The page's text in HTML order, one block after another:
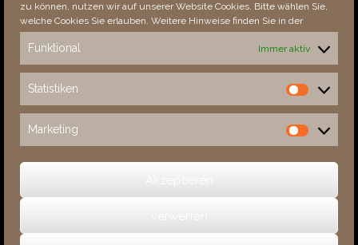
zu können, nutzen wir auf unserer Website Cookies. Bitte wählen Sie,
welche Cookies Sie erlauben. Weitere Hinweise finden Sie in der
Funktional Immer aktiv
Statistiken
Statistiken
Marketing
Marketing
Besucher seit 08/​2021
This Week
32255